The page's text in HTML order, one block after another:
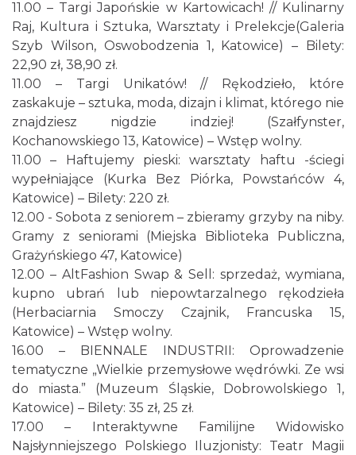
11.00 – Targi Japońskie w Kartowicach! // Kulinarny
Raj, Kultura i Sztuka, Warsztaty i Prelekcje(Galeria
Szyb Wilson, Oswobodzenia 1, Katowice) – Bilety:
22,90 zł, 38,90 zł.
11.00 – Targi Unikatów! // Rękodzieło, które
zaskakuje – sztuka, moda, dizajn i klimat, którego nie
znajdziesz nigdzie indziej! (Szałfynster,
Kochanowskiego 13, Katowice) – Wstęp wolny.
11.00 – Haftujemy pieski: warsztaty haftu -ściegi
wypełniające (Kurka Bez Piórka, Powstańców 4,
Katowice) – Bilety: 220 zł.
12.00 - Sobota z seniorem – zbieramy grzyby na niby.
Gramy z seniorami (Miejska Biblioteka Publiczna,
Grażyńskiego 47, Katowice)
12.00 – AltFashion Swap & Sell: sprzedaż, wymiana,
kupno ubrań lub niepowtarzalnego rękodzieła
(Herbaciarnia Smoczy Czajnik, Francuska 15,
Katowice) – Wstęp wolny.
16.00 – BIENNALE INDUSTRII: Oprowadzenie
tematyczne „Wielkie przemysłowe wędrówki. Ze wsi
do miasta.” (Muzeum Śląskie, Dobrowolskiego 1,
Katowice) – Bilety: 35 zł, 25 zł.
17.00 – Interaktywne Familijne Widowisko
Najsłynniejszego Polskiego Iluzjonisty: Teatr Magii